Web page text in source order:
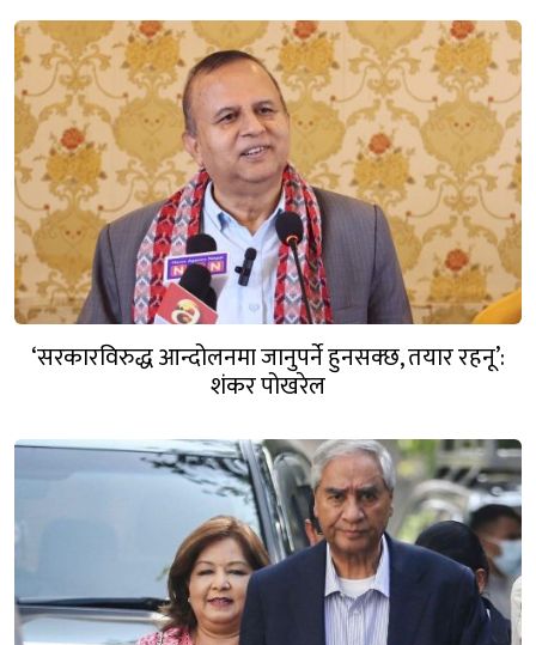
‘सरकारविरुद्ध आन्दोलनमा जानुपर्ने हुनसक्छ, तयार रहनू’:
शंकर पोखरेल